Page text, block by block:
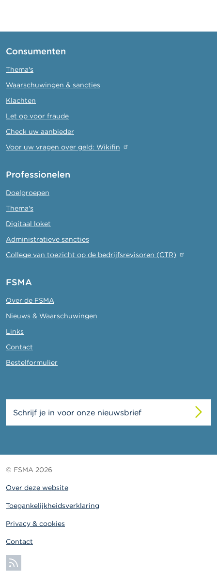
Consumenten
Thema's
Waarschuwingen & sancties
Klachten
Let op voor fraude
Check uw aanbieder
Voor uw vragen over geld: Wikifin
Professionelen
Doelgroepen
Thema's
Digitaal loket
Administratieve sancties
College van toezicht op de bedrijfsrevisoren (CTR)
FSMA
Over de FSMA
Nieuws & Waarschuwingen
Links
Contact
Bestelformulier
Schrijf je in voor onze nieuwsbrief
© FSMA 2026
Over deze website
Toegankelijkheidsverklaring
Privacy & cookies
Contact
Abonneer